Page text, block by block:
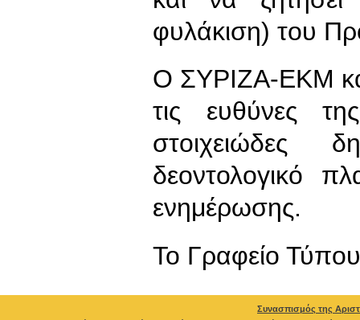
φυλάκιση) του
Ο ΣΥΡΙΖΑ-ΕΚΜ
τις ευθύνες
στοιχειώδες
δεοντολογικό
ενημέρωσης.
To Γραφείο Τύπου
Συνασπισμός της